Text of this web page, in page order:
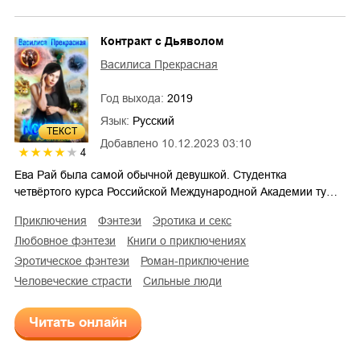
ТЕКСТ
4
Добавлено 10.12.2023 03:10
Контракт с Дьяволом
Василиса Прекрасная
Год выхода: 2019
Язык: Русский
Ева Рай была самой обычной девушкой. Студентка
четвёртого курса Российской Международной Академии ту…
приключения фэнтези
эротика и секс
любовное фэнтези
книги о приключениях
эротическое фэнтези
роман-приключение
человеческие страсти
сильные люди
Читать онлайн